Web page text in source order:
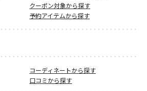
クーポン対象から探す
予約アイテムから探す
コーディネートから探す
口コミから探す